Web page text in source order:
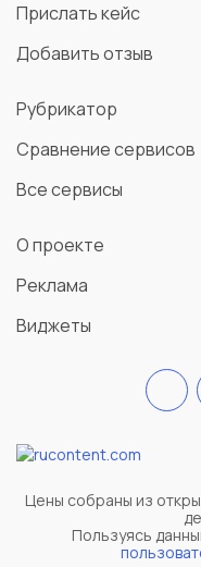
Прислать кейс
Добавить отзыв
Рубрикатор
Сравнение сервисов
Все сервисы
О проекте
Реклама
Виджеты
Цены собраны из
Пользуясь